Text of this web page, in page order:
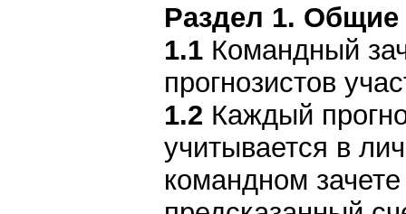
Раздел 1.
1.1 Командный
прогнозистов
1.2 Каждый
учитывается в
командном